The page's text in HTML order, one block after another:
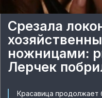
Срезала
ножницами:
Лерчек
Красавица продолжает